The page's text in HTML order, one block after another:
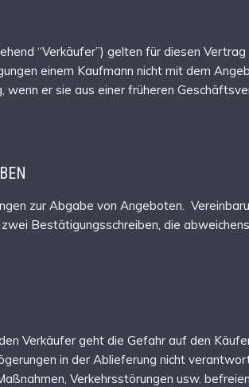
“Verkäufer”) gelten für diesen
einem Kaufmann nicht mit dem
er sie aus einer früheren
zur Abgabe von Angeboten.
Bestätigungsschreiben, die
Verkäufer geht die Gefahr auf den
in der Ablieferung nicht
Verkehrsstörungen usw.